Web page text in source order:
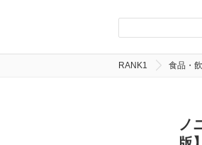
RANK1 食品・
ノ